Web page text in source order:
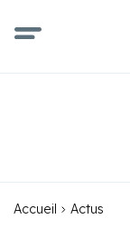
Accueil Actus